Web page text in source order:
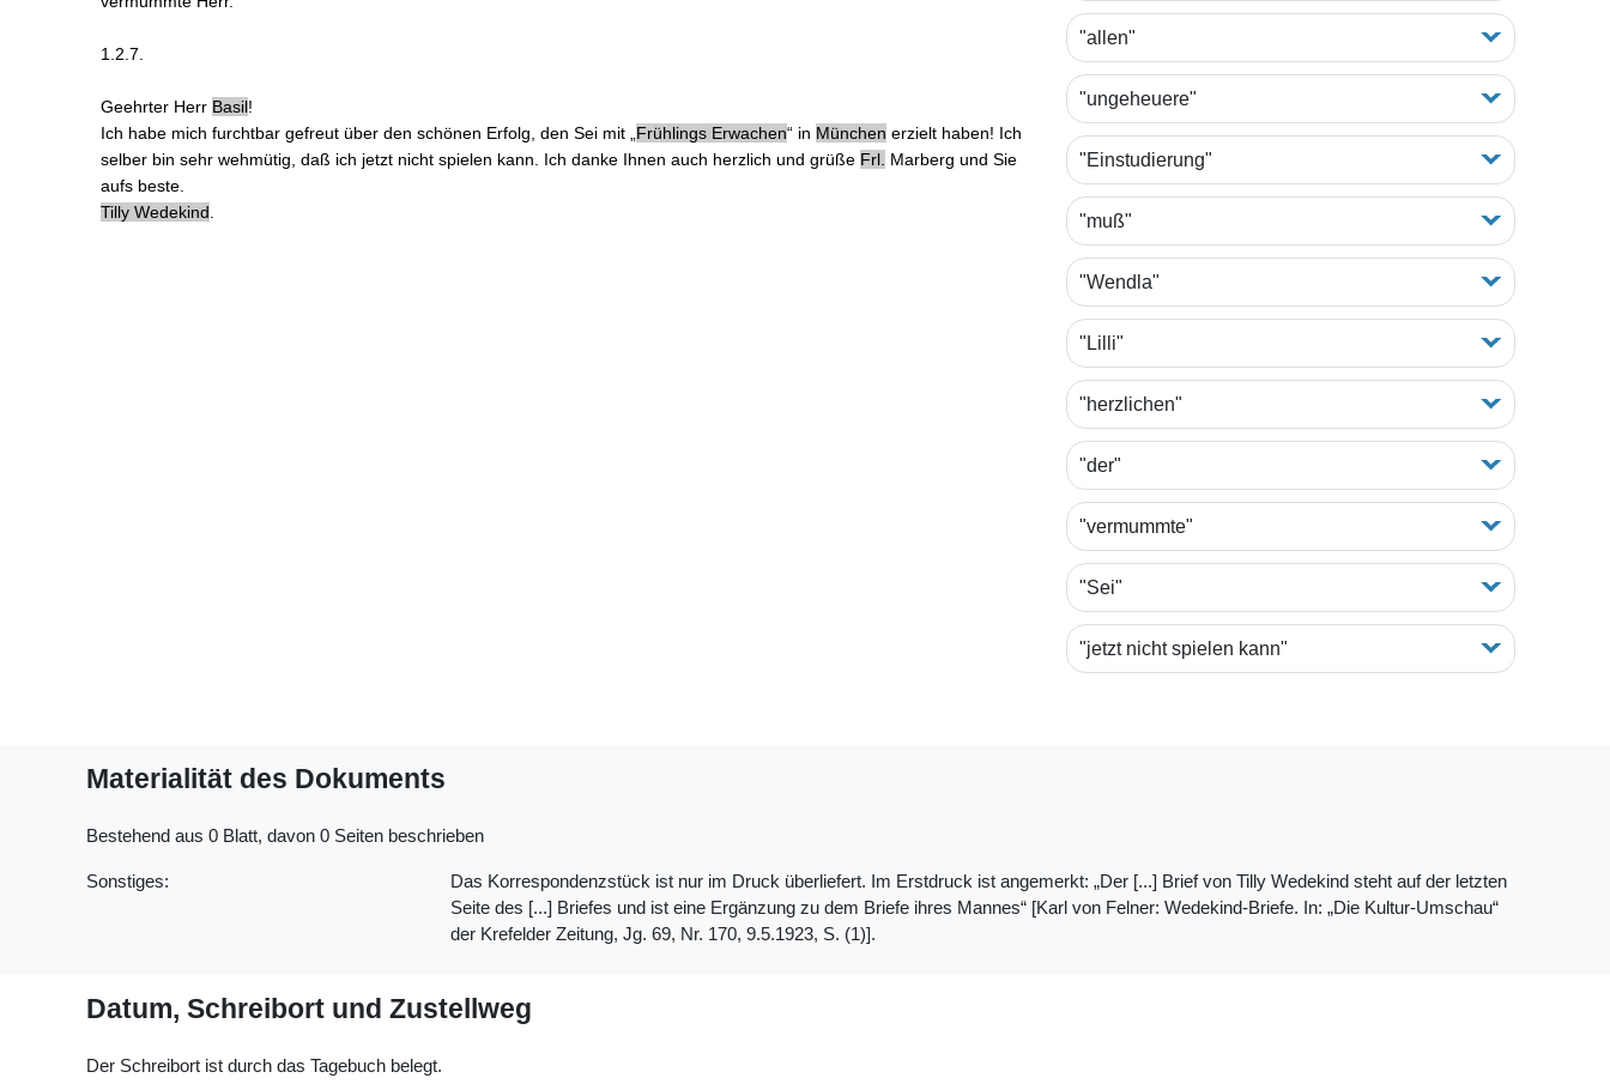
1.2.7.
Geehrter Herr Basil!
Ich habe mich furchtbar gefreut über den schönen Erfolg, den Seimit „ Frühlings Erwachen“ in München erzielt haben! Ich
selber bin sehr wehmütig, daß ich jetzt nicht spielen kann . Ich danke Ihnen auch herzlich und grüße Frl. Marberg und Sie
aufs beste.
Tilly Wedekind
"allen"
"ungeheuere"
"Einstudierung"
"muß"
"Wendla"
"Lilli"
"herzlichen"
"der"
"vermummte"
"Sei"
"jetzt nicht spielen kann"
Materialität des Dokuments
Bestehend aus 0 Blatt, davon 0 Seiten beschrieben
Sonstiges:
Das Korrespondenzstück ist nur im Druck überliefert. Im Erstdruck ist angemerkt: „Der [...] Brief von Tilly Wedekind steht auf der letzten
Seite des [...] Briefes und ist eine Ergänzung zu dem Briefe ihres Mannes“ [Karl von Felner: Wedekind-Briefe. In: „Die Kultur-Umschau“
der Krefelder Zeitung, Jg. 69, Nr. 170, 9.5.1923, S. (1)].
Datum, Schreibort und Zustellweg
Der Schreibort ist durch das Tagebuch belegt.